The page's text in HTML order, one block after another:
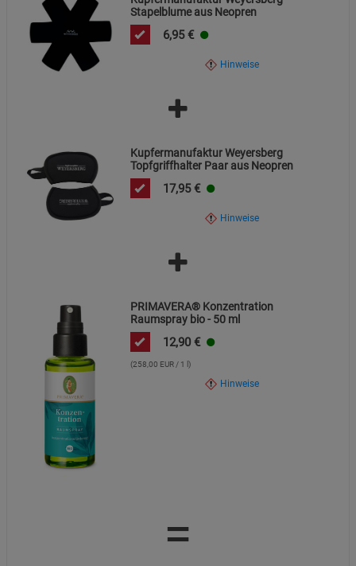
Stapelblume aus Neopren
6,95 €
Hinweise
Kupfermanufaktur Weyersberg
Topfgriffhalter Paar aus Neopren
17,95 €
Hinweise
PRIMAVERA® Konzentration
Raumspray bio - 50 ml
12,90 €
(258,00 EUR / 1 l)
Hinweise
=
Beschreibung Marketing Cookies
Cookie-Informationenanzeigen